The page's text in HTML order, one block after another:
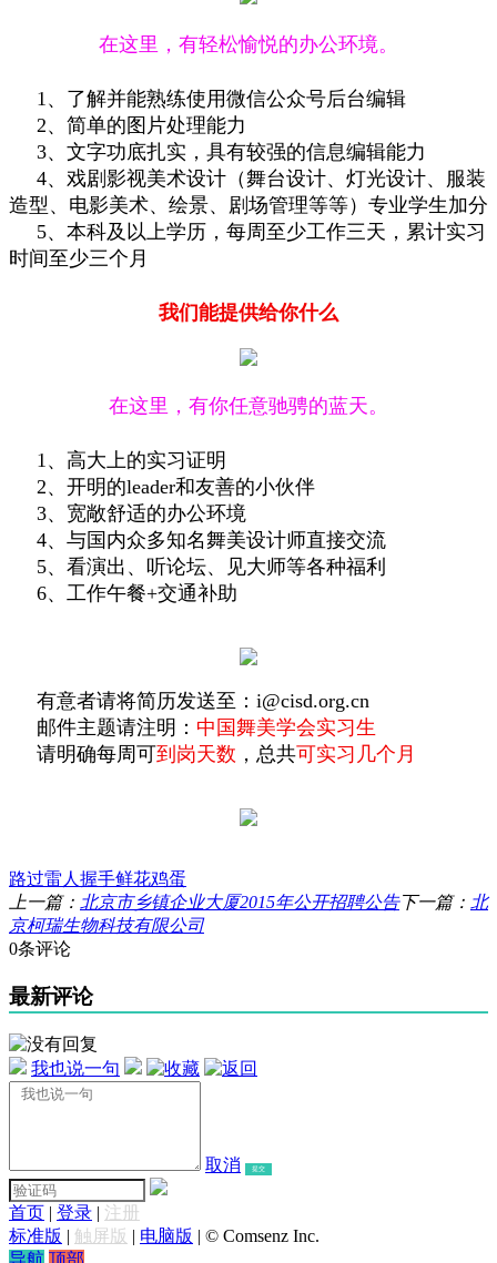
在这里，有轻松愉悦的办公环境。
1、了解并能熟练使用微信公众号后台编辑
2、简单的图片处理能力
3、文字功底扎实，具有较强的信息编辑能力
4、戏剧影视美术设计（舞台设计、灯光设计、服装
造型、电影美术、绘景、剧场管理等等）专业学生加分
5、本科及以上学历，每周至少工作三天，累计实习
时间至少三个月
我们能提供给你什么
在这里，有你任意驰骋的蓝天。
1、高大上的实习证明
2、开明的leader和友善的小伙伴
3、宽敞舒适的办公环境
4、与国内众多知名舞美设计师直接交流
5、看演出、听论坛、见大师等各种福利
6、工作午餐+交通补助
有意者请将简历发送至：i@cisd.org.cn
邮件主题请注明： 中国舞美学会实习生
请明确每周可到岗天数 ，总共可实习几个月
路过雷人 握手鲜花鸡蛋
上一篇： 北京市乡镇企业大厦2015年公开招聘公告下一篇： 北
京柯瑞生物科技有限公司
0条评论
最新评论
我也说一句
取消 提交
首页 | 登录 | 注册
标准版 | 触屏版 | 电脑版 | © Comsenz Inc.